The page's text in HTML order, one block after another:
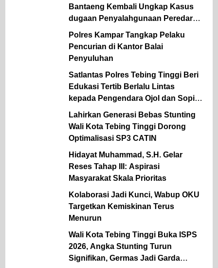
Bantaeng Kembali Ungkap Kasus
dugaan Penyalahgunaan Peredaran
Gelap Narkotika Jenis Sabu
Polres Kampar Tangkap Pelaku
Pencurian di Kantor Balai
Penyuluhan
Satlantas Polres Tebing Tinggi Beri
Edukasi Tertib Berlalu Lintas
kepada Pengendara Ojol dan Sopir
Angkutan
Lahirkan Generasi Bebas Stunting
Wali Kota Tebing Tinggi Dorong
Optimalisasi SP3 CATIN
Hidayat Muhammad, S.H. Gelar
Reses Tahap III: Aspirasi
Kolaborasi Jadi Kunci, Wabup OKU
Targetkan Kemiskinan Terus
Menurun
Wali Kota Tebing Tinggi Buka ISPS
2026, Angka Stunting Turun
Signifikan, Germas Jadi Garda